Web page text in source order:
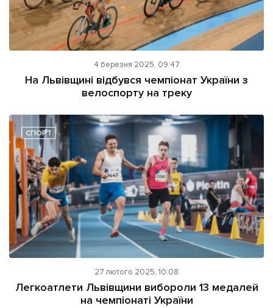
4 березня 2025, 09:47
На Львівщині відбувся чемпіонат України з
велоспорту на треку
СПОРТ
27 лютого 2025, 10:08
Легкоатлети Львівщини вибороли 13 медалей
на чемпіонаті України